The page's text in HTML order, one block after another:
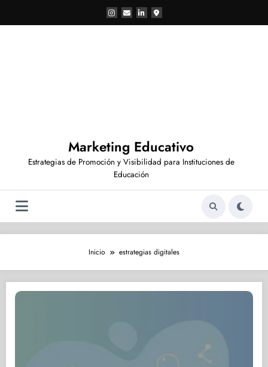
contenido
Marketing Educativo
Estrategias de Promoción y Visibilidad para Instituciones de
Educación
Inicio estrategias digitales